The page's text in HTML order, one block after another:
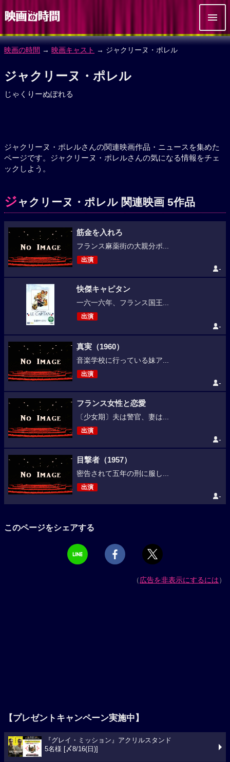
映画の時間 → 映画キャスト → ジャクリーヌ・ポレル
ジャクリーヌ・ポレル
じゃくりーぬぽれる
ジャクリーヌ・ポレルさんの関連映画作品・ニュースを集めた
ページです。ジャクリーヌ・ポレルさんの気になる情報をチェ
ックしよう。
ジ ャクリーヌ・ポレル 関連映画 5作品
筋金を入れろ
フランス麻薬街の大親分ポ...
出演
-
快傑キャピタン
一六一六年、フランス国王...
出演
-
真実（1960）
音楽学校に行っている妹ア...
出演
-
フランス女性と恋愛
〔少女期〕夫は警官、妻は...
出演
-
目撃者（1957）
密告されて五年の刑に服し...
出演
-
このページをシェアする
（広告を非表示にするには）
【プレゼントキャンペーン実施中】
『グレイ・ミッション』アクリルスタンド
5名様 [〆8/16(日)]